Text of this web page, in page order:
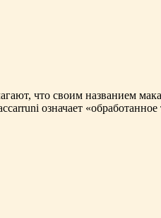
что своим названием
означает «обработанное